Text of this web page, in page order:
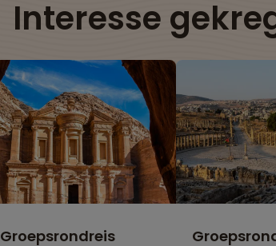
Accepteer
Interesse
Groepsrondreis